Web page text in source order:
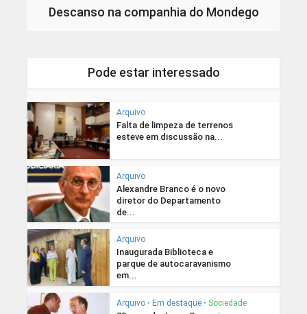
Descanso na companhia do Mondego
Pode estar interessado
Arquivo
Falta de limpeza de terrenos
esteve em discussão na...
Arquivo
Alexandre Branco é o novo
diretor do Departamento
de...
Arquivo
Inaugurada Biblioteca e
parque de autocaravanismo
em...
Arquivo • Em destaque • Sociedade